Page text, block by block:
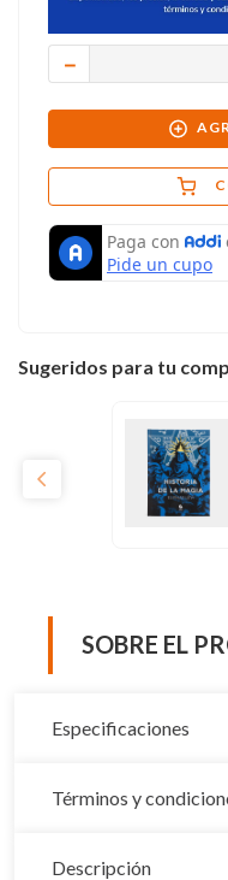
－
Sugeridos para tu
SOBRE EL
Especificaciones
Términos y
Descripción